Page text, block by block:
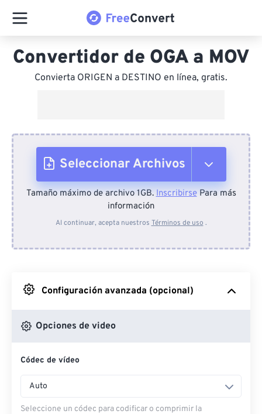
Convertidor de OGA a MOV
Convierta ORIGEN a DESTINO en línea, gratis.
Seleccionar Archivos
Desde el dispositivo
Desde Google Drive
Desde OneDrive
Desde URL
Tamaño máximo de archivo 1GB.InscribirsePara más
información
Al continuar, acepta nuestros Términos de uso .
Configuración avanzada (opcional)
Opciones de video
Códec de vídeo
Auto
Seleccione un códec para codificar o comprimir la